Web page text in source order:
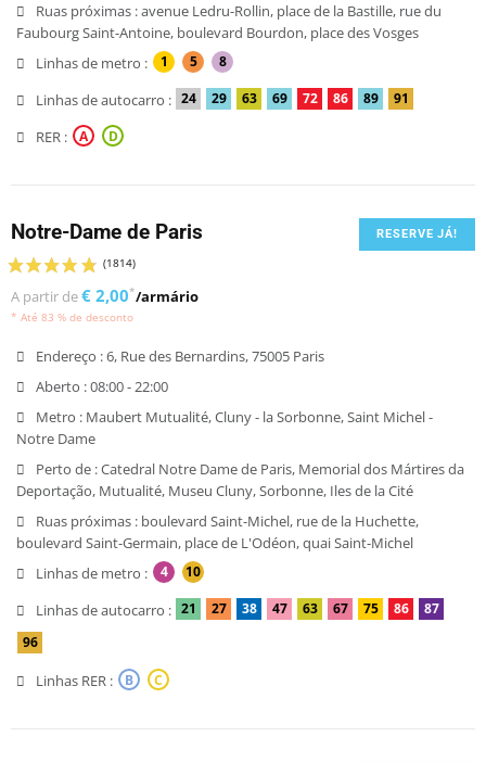
Ruas próximas :avenue Ledru-Rollin, place de la Bastille, rue du
Faubourg Saint-Antoine, boulevard Bourdon, place des Vosges
Linhas de metro :
1 5 8
Linhas de autocarro : 24 29 63 69 72 86 89 91
RER : A D
Notre-Dame de Paris RESERVE JÁ!
A partir de€ 2,00*/armário
* Até 83 % de desconto
Endereço :6, Rue des Bernardins, 75005 Paris
Aberto :08:00 - 22:00
Metro : Maubert Mutualité, Cluny - la Sorbonne, Saint Michel -
Notre Dame
Perto de :Catedral Notre Dame de Paris, Memorial dos Mártires da
Deportação, Mutualité, Museu Cluny, Sorbonne, Iles de la Cité
Ruas próximas : boulevard Saint-Michel, rue de la Huchette,
boulevard Saint-Germain, place de L'Odéon, quai Saint-Michel
Linhas de metro :
4 10
Linhas de autocarro : 21 27 38 47 63 67 75 86
87
96
Linhas RER : B C